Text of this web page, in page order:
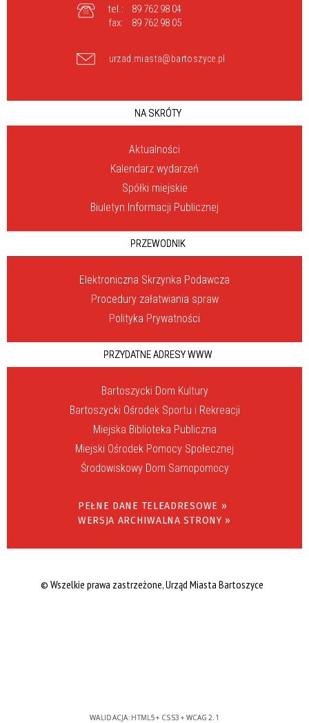
tel.:
89 762 98 04
fax:
89 762 98 05
urzad.miasta@bartoszyce.pl
NA SKRÓTY
Aktualności
Kalendarz wydarzeń
Spółki miejskie
Biuletyn Informacji Publicznej
PRZEWODNIK
Elektroniczna Skrzynka Podawcza
Procedury załatwiania spraw
Polityka Prywatności
PRZYDATNE ADRESY WWW
Bartoszycki Dom Kultury
Bartoszycki Ośrodek Sportu i Rekreacji
Miejska Biblioteka Publiczna
Miejski Ośrodek Pomocy Społecznej
Środowiskowy Dom Samopomocy
PEŁNE DANE TELEADRESOWE »
WERSJA ARCHIWALNA STRONY »
© Wszelkie prawa zastrzeżone, Urząd Miasta Bartoszyce
WALIDACJA: HTML5+ CSS3 + WCAG 2.1